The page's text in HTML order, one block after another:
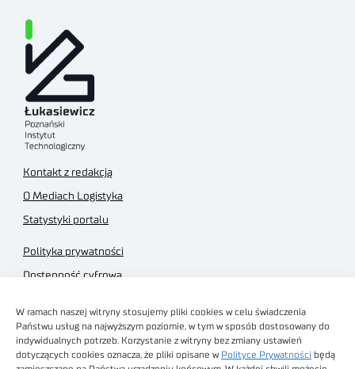
W ramach naszej witryny stosujemy pliki cookies w celu świadczenia
Państwu usług na najwyższym poziomie, w tym w sposób dostosowany do
indywidualnych potrzeb. Korzystanie z witryny bez zmiany ustawień
dotyczących cookies oznacza, że pliki opisane w Polityce Prywatności będą
Kontakt z redakcją
O Mediach Logistyka
Statystyki portalu
Polityka prywatności
Dostępność cyfrowa
Regulamin sklepu